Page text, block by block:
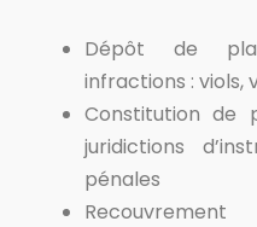
Dépôt de
infractions : viols,
Constitution de
juridictions
pénales